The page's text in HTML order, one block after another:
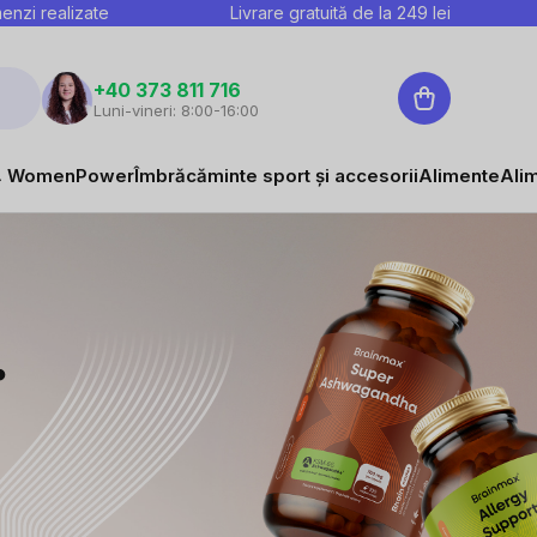
realizate Livrare gratuită de la 249 lei
+40 373 811 716
Luni-vineri: 8:00-16:00
Coş
de
WomenPowerÎmbrăcăminte sport și accesoriiAlimente